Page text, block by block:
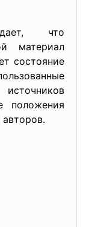
что
материал
состояние
положения